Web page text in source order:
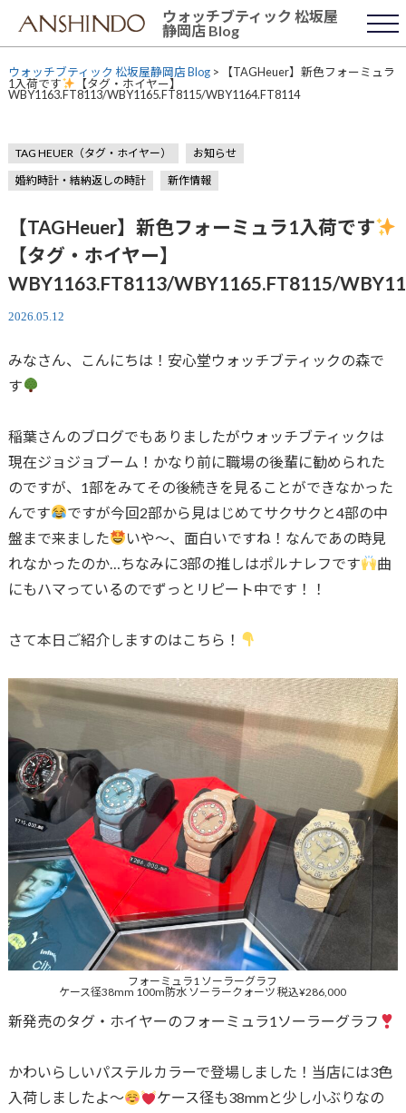
content
ウォッチブティック 松坂屋
静岡店 Blog
ウォッチブティック 松坂屋静岡店 Blog> 【TAGHeuer】新色フォーミュラ
1入荷です 【タグ・ホイヤー】
WBY1163.FT8113/WBY1165.FT8115/WBY1164.FT8114
TAG HEUER（タグ・ホイヤー）
お知らせ
婚約時計・結納返しの時計
新作情報
【TAGHeuer】新色フォーミュラ1入荷です
【タグ・ホイヤー】
WBY1163.FT8113/WBY1165.FT8115/
2026.05.12
みなさん、こんにちは！安心堂ウォッチブティックの森で
す
稲葉さんのブログでもありましたがウォッチブティックは
現在ジョジョブーム！かなり前に職場の後輩に勧められた
のですが、1部をみてその後続きを見ることができなかった
んです
ですが今回2部から見はじめてサクサクと4部の中
盤まで来ました
いや〜、面白いですね！なんであの時見
れなかったのか…ちなみに3部の推しはポルナレフです
曲
にもハマっているのでずっとリピート中です！！
さて本日ご紹介しますのはこちら！
フォーミュラ1 ソーラーグラフ
ケース径38mm 100m防水 ソーラークォーツ 税込¥286,000
新発売のタグ・ホイヤーのフォーミュラ1ソーラーグラフ
かわいらしいパステルカラーで登場しました！当店には3色
入荷しましたよ〜
ケース径も38mmと少し小ぶりなの